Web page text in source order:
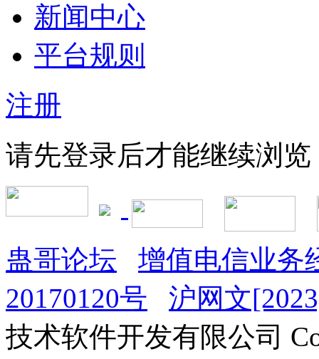
新闻中心
平台规则
注册
请先登录后才能继续浏览
蛊哥论坛
增值电信业务
20170120号
沪网文
技术软件开发有限公司